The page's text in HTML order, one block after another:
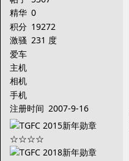
精华 0
积分 19272
激骚 231 度
爱车
主机
相机
手机
注册时间 2007-9-16